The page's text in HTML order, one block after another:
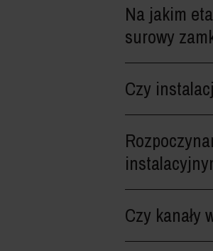
Na jakim
surowy
Czy
Czy kanały